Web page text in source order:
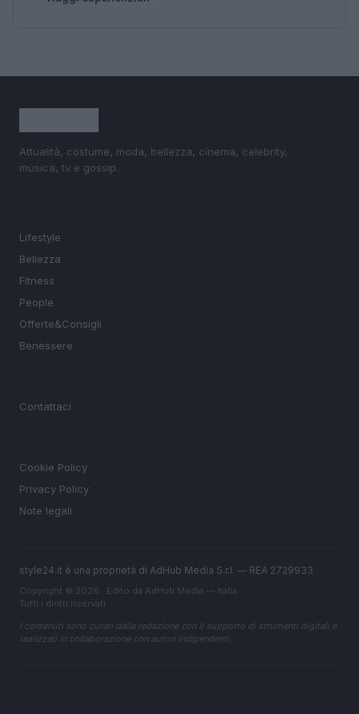
Attualità, costume, moda, bellezza, cinema, celebrity,
musica, tv e gossip.
Lifestyle
Bellezza
Fitness
People
Offerte&Consigli
Benessere
Contattaci
Cookie Policy
Privacy Policy
Note legali
style24.it è una proprietà di AdHub Media S.r.l. — REA 2729933
Copyright © 2026 · Edito da AdHub Media — Italia
Tutti i diritti riservati
I contenuti sono curati dalla redazione con il supporto di strumenti digitali e
realizzati in collaborazione con autori indipendenti.